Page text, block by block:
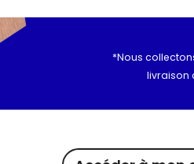
*Nous
livraison